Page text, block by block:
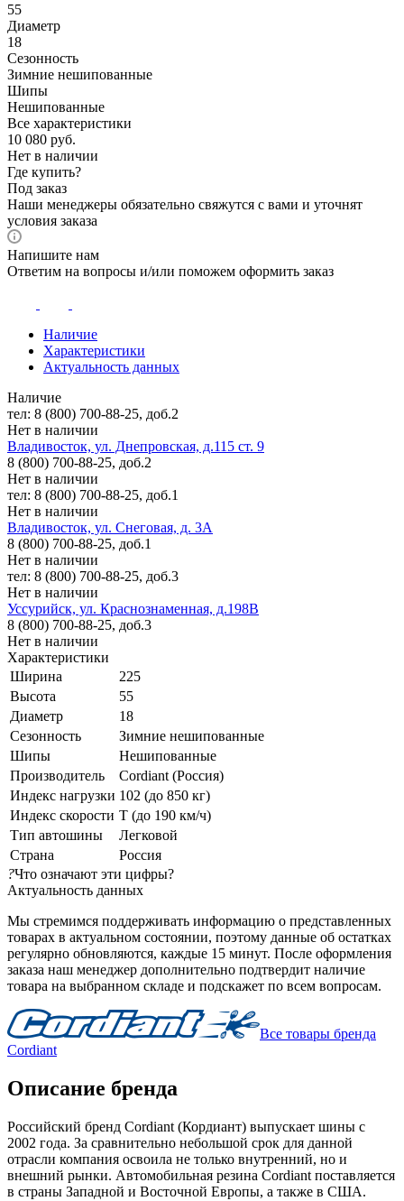
55
Диаметр
18
Сезонность
Зимние нешипованные
Шипы
Нешипованные
Все характеристики
10 080 руб.
Нет в наличии
Где купить?
Под заказ
Наши менеджеры обязательно свяжутся с вами и уточнят
условия заказа
Напишите нам
Ответим на вопросы и/или поможем оформить заказ
Наличие
Характеристики
Актуальность данных
Наличие
тел: 8 (800) 700-88-25, доб.2
Нет в наличии
Владивосток, ул. Днепровская, д.115 ст. 9
8 (800) 700-88-25, доб.2
Нет в наличии
тел: 8 (800) 700-88-25, доб.1
Нет в наличии
Владивосток, ул. Снеговая, д. 3А
8 (800) 700-88-25, доб.1
Нет в наличии
тел: 8 (800) 700-88-25, доб.3
Нет в наличии
Уссурийск, ул. Краснознаменная, д.198В
8 (800) 700-88-25, доб.3
Нет в наличии
Характеристики
Ширина
225
Высота
55
Диаметр
18
Сезонность
Зимние нешипованные
Шипы
Нешипованные
Производитель
Cordiant (Россия)
Индекс нагрузки 102 (до 850 кг)
Индекс скорости T (до 190 км/ч)
Тип автошины
Легковой
Страна
Россия
?Что означают эти цифры?
Актуальность данных
Мы стремимся поддерживать информацию о представленных
товарах в актуальном состоянии, поэтому данные об остатках
регулярно обновляются, каждые 15 минут. После оформления
заказа наш менеджер дополнительно подтвердит наличие
товара на выбранном складе и подскажет по всем вопросам.
Все товары бренда
Cordiant
Описание бренда
Российский бренд Cordiant (Кордиант) выпускает шины с
2002 года. За сравнительно небольшой срок для данной
отрасли компания освоила не только внутренний, но и
внешний рынки. Автомобильная резина Cordiant поставляется
в страны Западной и Восточной Европы, а также в США.